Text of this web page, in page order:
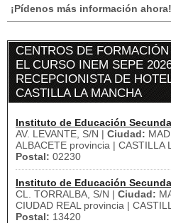
¡Pídenos más información ahora!
CENTROS DE
EL CURSO INEM SEPE
RECEPCIONISTA DE
CASTILLA LA MANCHA
Instituto de Educación
AV. LEVANTE, S/N | Ciudad:
ALBACETE provincia | CASTILLA
Postal: 02230
Instituto de Educación
CL. TORRALBA, S/N | Ciudad:
CIUDAD REAL provincia |
Postal: 13420